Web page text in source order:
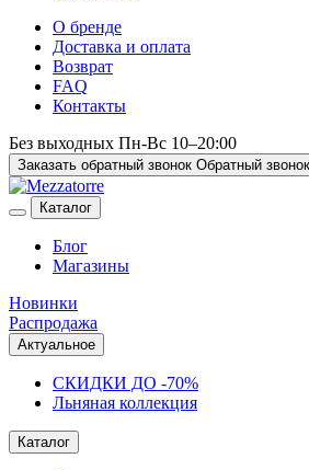
О бренде
Доставка и оплата
Возврат
FAQ
Контакты
Без выходных Пн-Вс 10–20:00
Заказать обратный звонок Обратный звонок
Каталог
Блог
Магазины
Новинки
Распродажа
Актуальное
СКИДКИ ДО -70%
Льняная коллекция
Каталог